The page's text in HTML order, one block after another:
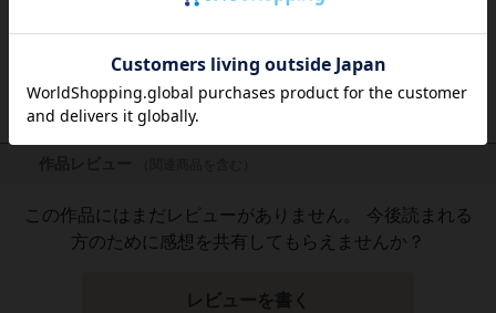
この作品にはまだレビューがありません。 今後読まれる
方のために感想を共有してもらえませんか？
レビューを書く